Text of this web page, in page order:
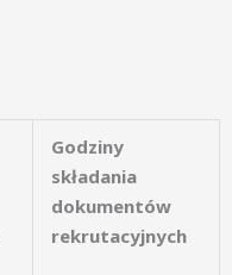
Godziny
składania
dokumentów
rekrutacyjnych